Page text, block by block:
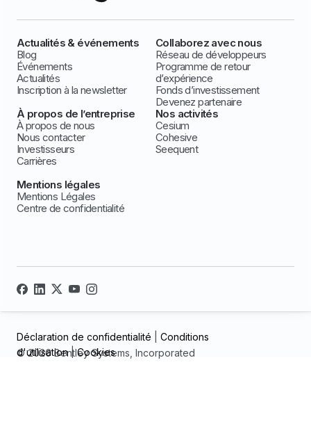
Actualités & événements
Blog
Événements
Actualités
Inscription à la newsletter
Collaborez avec nous
Réseau de développeurs
Programme de retour
d’expérience
Fonds d’investissement
Devenez partenaire
À propos de l’entreprise
À propos de nous
Nous contacter
Investisseurs
Carrières
Nos activités
Cesium
Cohesive
Seequent
Mentions légales
Mentions Légales
Centre de confidentialité
© 2026 Bentley Systems, Incorporated
Déclaration de confidentialité
Conditions
d'utilisation|Cookies